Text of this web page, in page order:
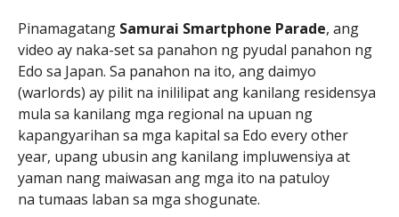
Pinamagatang Samurai Smartphone Parade, ang
video ay naka-set sa panahon ng pyudal panahon ng
Edo sa Japan. Sa panahon na ito, ang daimyo
(warlords) ay pilit na inililipat ang kanilang residensya
mula sa kanilang mga regional na upuan ng
kapangyarihan sa mga kapital sa Edo every other
year, upang ubusin ang kanilang impluwensiya at
yaman nang maiwasan ang mga ito na patuloy
na tumaas laban sa mga shogunate.